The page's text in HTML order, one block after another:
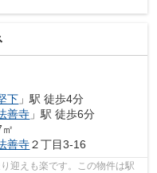
下 」駅 徒歩4分
善寺 」駅 徒歩6分
善寺２丁目3-16
迎えも楽です。この物件は駅